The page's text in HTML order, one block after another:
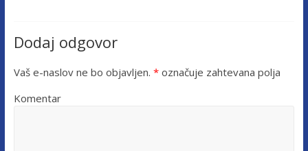
Dodaj odgovor
Vaš e-naslov ne bo objavljen. *označuje zahtevana polja
Komentar